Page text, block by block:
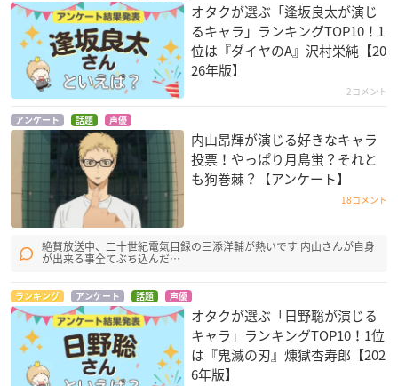
オタクが選ぶ「逢坂良太が演じ
るキャラ」ランキングTOP10！1
位は『ダイヤのA』沢村栄純【20
26年版】
2コメント
アンケート 話題 声優
内山昂輝が演じる好きなキャラ
投票！やっぱり月島蛍？それと
も狗巻棘？【アンケート】
18コメント
絶賛放送中、二十世紀電氣目録の三添洋輔が熱いです 内山さんが自身
が出来る事全てぶち込んだ…
ランキング アンケート 話題 声優
オタクが選ぶ「日野聡が演じる
キャラ」ランキングTOP10！1位
は『鬼滅の刃』煉󠄁獄杏寿郎【202
6年版】